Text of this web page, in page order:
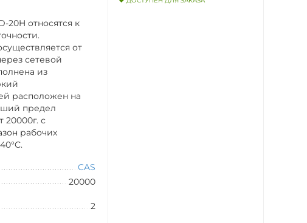
20H относятся к
от
сетевой
из
расположен на
предел
20000г. с
рабочих
CAS
20000
2